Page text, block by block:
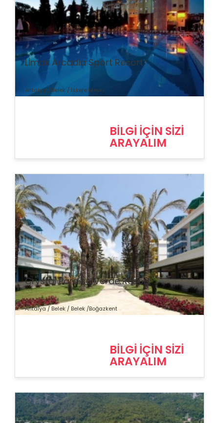
% İndirim
Lİmak Arcadia Sport Resort
Antalya / Belek / İskele Mevki
BİLGİ İÇİN SİZİ
ARAYALIM
% İndirim
Crystal Paraiso Verde Resort
Antalya / Belek / Belek /Boğazkent
BİLGİ İÇİN SİZİ
ARAYALIM